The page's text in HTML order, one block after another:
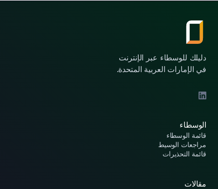
دليلك للوسطاء عبر الإنترنت
في الإمارات العربية المتحدة.
الوسطاء
قائمة الوسطاء
مراجعات الوسيط
قائمة التحذيرات
مقالات